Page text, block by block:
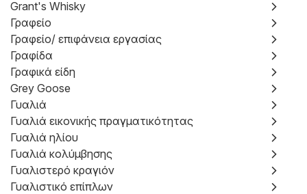
Grant's Whisky
Γραφείο
Γραφείο/ επιφάνεια εργασίας
Γραφίδα
Γραφικά είδη
Grey Goose
Γυαλιά
Γυαλιά εικονικής πραγματικότητας
Γυαλιά ηλίου
Γυαλιά κολύμβησης
Γυαλιστερό κραγιόν
Γυαλιστικό επίπλων